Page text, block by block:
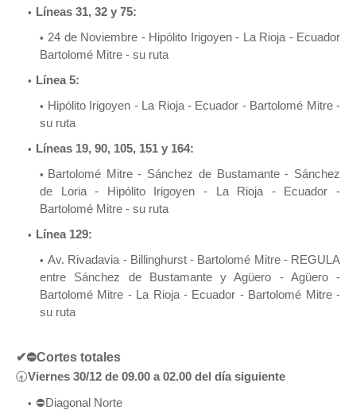
Líneas 31, 32 y 75:
24 de Noviembre - Hipólito Irigoyen - La Rioja - Ecuador
Bartolomé Mitre - su ruta
Línea 5:
Hipólito Irigoyen - La Rioja - Ecuador - Bartolomé Mitre -
su ruta
Líneas 19, 90, 105, 151 y 164:
Bartolomé Mitre - Sánchez de Bustamante - Sánchez
de Loria - Hipólito Irigoyen - La Rioja - Ecuador -
Bartolomé Mitre - su ruta
Línea 129:
Av. Rivadavia - Billinghurst - Bartolomé Mitre - REGULA
entre Sánchez de Bustamante y Agüero - Agüero -
Bartolomé Mitre - La Rioja - Ecuador - Bartolomé Mitre -
su ruta
✔⛔Cortes totales
🕣Viernes 30/12 de 09.00 a 02.00 del día siguiente
⛔Diagonal Norte